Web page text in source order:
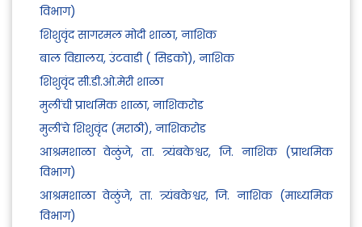
विभाग)
शिशुवृंद सागरमल मोदी शाळा, नाशिक
बाल विद्यालय, उंटवाडी ( सिडको), नाशिक
शिशुवृंद सी.डी.ओ.मेरी शाळा
मुलींची प्राथमिक शाळा, नाशिकरोड
मुलींचे शिशुवृंद (मराठी), नाशिकरोड
आश्रमशाळा वेळुंजे, ता. त्र्यंबकेश्वर, जि. नाशिक (प्राथमिक
विभाग)
आश्रमशाळा वेळुंजे, ता. त्र्यंबकेश्वर, जि. नाशिक (माध्यमिक
विभाग)